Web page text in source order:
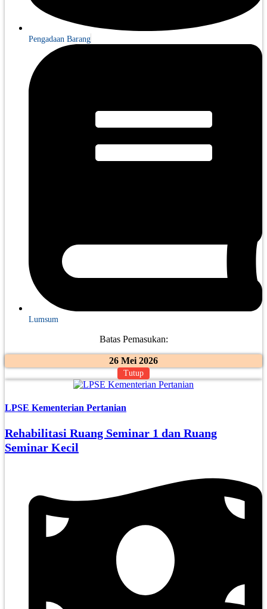
Pengadaan Barang
Lumsum
Batas Pemasukan:
26 Mei 2026
Tutup
LPSE Kementerian Pertanian
Rehabilitasi Ruang Seminar 1 dan Ruang
Seminar Kecil